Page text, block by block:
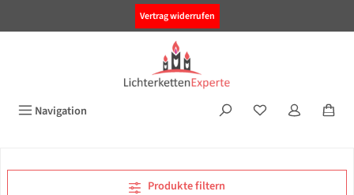
Vertrag widerrufen
Navigation
Produkte filtern